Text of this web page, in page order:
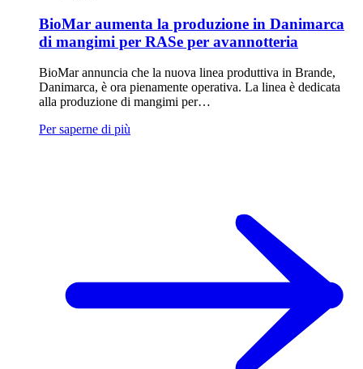
BioMar aumenta la produzione in Danimarca
di mangimi per RASe per avannotteria
BioMar annuncia che la nuova linea produttiva in Brande,
Danimarca, è ora pienamente operativa. La linea è dedicata
alla produzione di mangimi per…
Per saperne di più